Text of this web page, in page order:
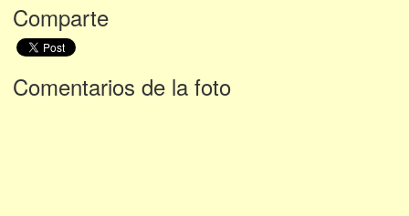
Comparte
Comentarios de la foto